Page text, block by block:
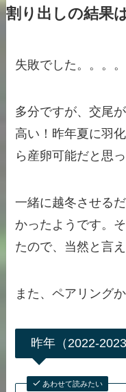
割り出しの結果
失敗でした。。。。
多分ですが、交尾
高い！昨年夏に羽
ら産卵可能だと思
一緒に越冬させる
かったようです。
たので、当然と言
また、ペアリング
昨年（2022-
あわせて読みたい